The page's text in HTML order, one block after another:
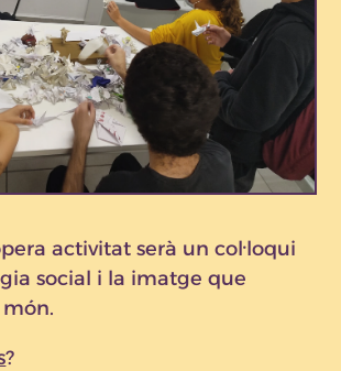
activitat serà un col·loqui
social i la imatge que
?